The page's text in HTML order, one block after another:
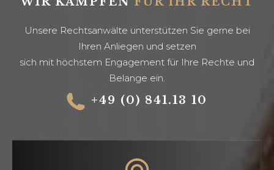
Unsere Rechtsanwälte unterstützen Sie gerne bei
Ihren Anliegen und setzen
sich mit höchstem Engagement für Ihre Rechte und
Belange ein.
+49 (0) 841.13 10